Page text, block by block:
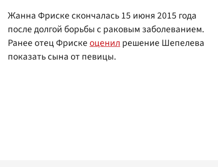
Жанна Фриске скончалась 15 июня 2015 года
после долгой борьбы с раковым заболеванием.
Ранее отец Фрискеоценилрешение Шепелева
показать сына от певицы.